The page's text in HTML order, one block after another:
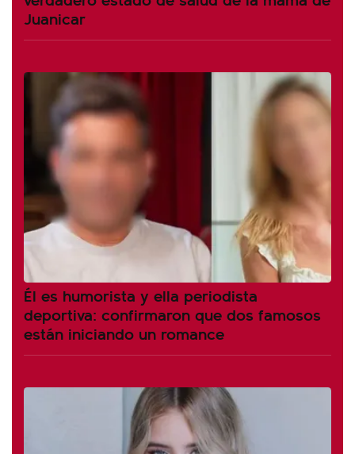
Juanicar
Él es humorista y ella periodista
deportiva: confirmaron que dos famosos
están iniciando un romance